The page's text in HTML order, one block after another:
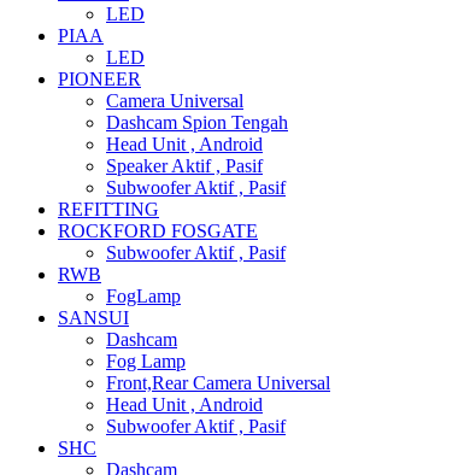
LED
PIAA
LED
PIONEER
Camera Universal
Dashcam Spion Tengah
Head Unit , Android
Speaker Aktif , Pasif
Subwoofer Aktif , Pasif
REFITTING
ROCKFORD FOSGATE
Subwoofer Aktif , Pasif
RWB
FogLamp
SANSUI
Dashcam
Fog Lamp
Front,Rear Camera Universal
Head Unit , Android
Subwoofer Aktif , Pasif
SHC
Dashcam